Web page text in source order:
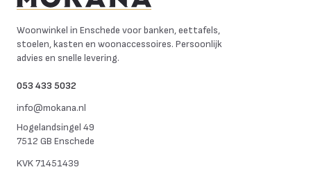
Woonwinkel in Enschede voor banken, eettafels,
stoelen, kasten en woonaccessoires. Persoonlijk
advies en snelle levering.
053 433 5032
info@mokana.nl
Hogelandsingel 49
7512 GB Enschede
KVK71451439